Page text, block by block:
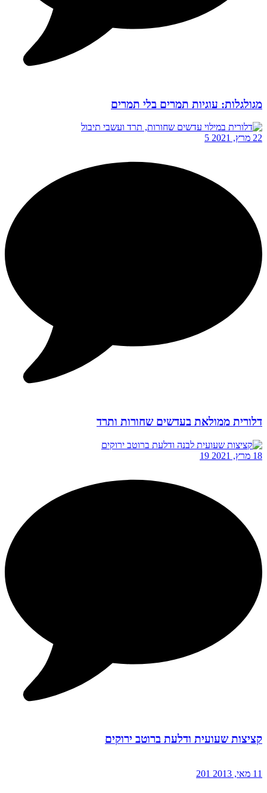
מגולגלות: עוגיות תמרים בלי תמרים
22 מרץ, 2021 5
דלורית ממולאת בעדשים שחורות ותרד
18 מרץ, 2021 19
קציצות שעועית ודלעת ברוטב ירוקים
11 מאי, 2013 201